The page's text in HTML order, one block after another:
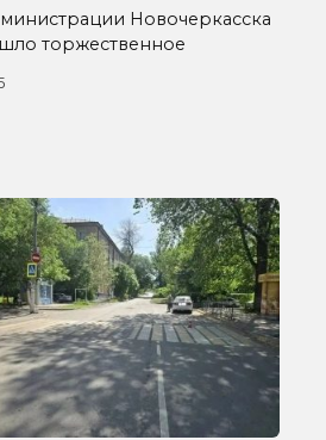
Новочеркасска
торжественное